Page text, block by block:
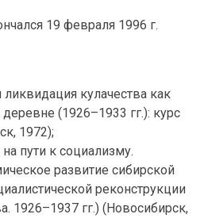
19 февраля 1996 г.
кулачества как
(1926–1933 гг.): курс
1972);
пути к социализму.
развитие сибирской
реконструкции
1926–1937 гг.) (Новосибирск,